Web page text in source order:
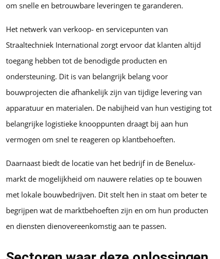
om snelle en betrouwbare leveringen te garanderen.
Het netwerk van verkoop- en servicepunten van
Straaltechniek International zorgt ervoor dat klanten altijd
toegang hebben tot de benodigde producten en
ondersteuning. Dit is van belangrijk belang voor
bouwprojecten die afhankelijk zijn van tijdige levering van
apparatuur en materialen. De nabijheid van hun vestiging tot
belangrijke logistieke knooppunten draagt bij aan hun
vermogen om snel te reageren op klantbehoeften.
Daarnaast biedt de locatie van het bedrijf in de Benelux-
markt de mogelijkheid om nauwere relaties op te bouwen
met lokale bouwbedrijven. Dit stelt hen in staat om beter te
begrijpen wat de marktbehoeften zijn en om hun producten
en diensten dienovereenkomstig aan te passen.